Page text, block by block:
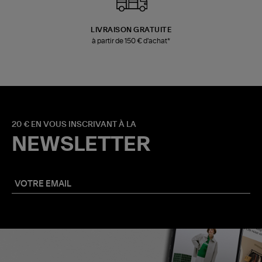
LIVRAISON GRATUITE
à partir de 150 € d'achat*
20 € EN VOUS INSCRIVANT À LA
NEWSLETTER